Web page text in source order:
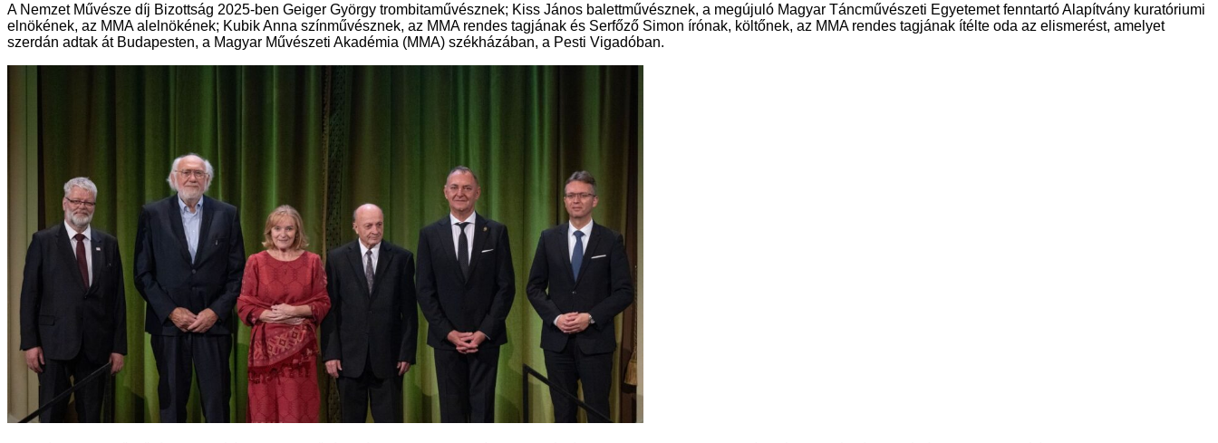
A Nemzet Művésze díj Bizottság 2025-ben Geiger György trombitaművésznek; Kiss János balettművésznek, a megújuló Magyar Táncművészeti Egyetemet fenntartó Alapítvány kuratóriumi
elnökének, az MMA alelnökének; Kubik Anna színművésznek, az MMA rendes tagjának és Serfőző Simon írónak, költőnek, az MMA rendes tagjának ítélte oda az elismerést, amelyet
szerdán adtak át Budapesten, a Magyar Művészeti Akadémia (MMA) székházában, a Pesti Vigadóban.